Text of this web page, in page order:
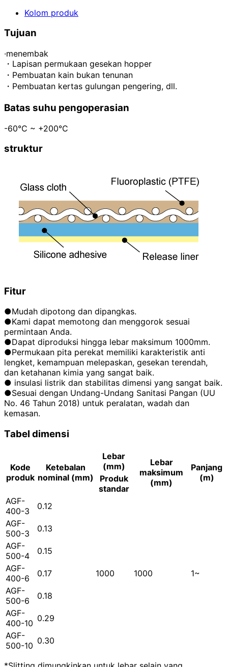
Kolom produk
Tujuan
·menembak
・Lapisan permukaan gesekan hopper
・Pembuatan kain bukan tenunan
・Pembuatan kertas gulungan pengering, dll.
Batas suhu pengoperasian
-60°C ~ +200°C
struktur
Fitur
●Mudah dipotong dan dipangkas.
●Kami dapat memotong dan menggorok sesuai
permintaan Anda.
●Dapat diproduksi hingga lebar maksimum 1000mm.
●Permukaan pita perekat memiliki karakteristik anti
lengket, kemampuan melepaskan, gesekan terendah,
dan ketahanan kimia yang sangat baik.
● insulasi listrik dan stabilitas dimensi yang sangat baik.
●Sesuai dengan Undang-Undang Sanitasi Pangan (UU
No. 46 Tahun 2018) untuk peralatan, wadah dan
kemasan.
Tabel dimensi
Kode
produk
Ketebalan
nominal (mm)
Lebar
(mm)
Lebar
maksimum
(mm)
Panjang
(m)
Produk
standar
AGF-
400-3
0.12
1000 1000 1~
AGF-
500-3
0.13
AGF-
500-4
0.15
AGF-
400-6
0.17
AGF-
500-6
0.18
AGF-
400-10 0.29
AGF-
500-10 0.30